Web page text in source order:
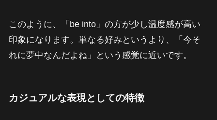
このように、「be into」の方が少し温度感が高い
印象になります。単なる好みというより、「今そ
れに夢中なんだよね」という感覚に近いです。
カジュアルな表現としての特徴